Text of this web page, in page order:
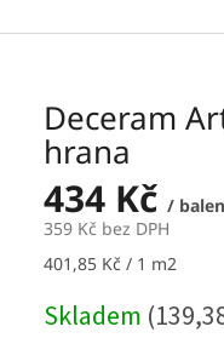
Deceram
hrana
434 Kč /
359 Kč bez DPH
Měrná
401,85 Kč / 1 m2
Skladem